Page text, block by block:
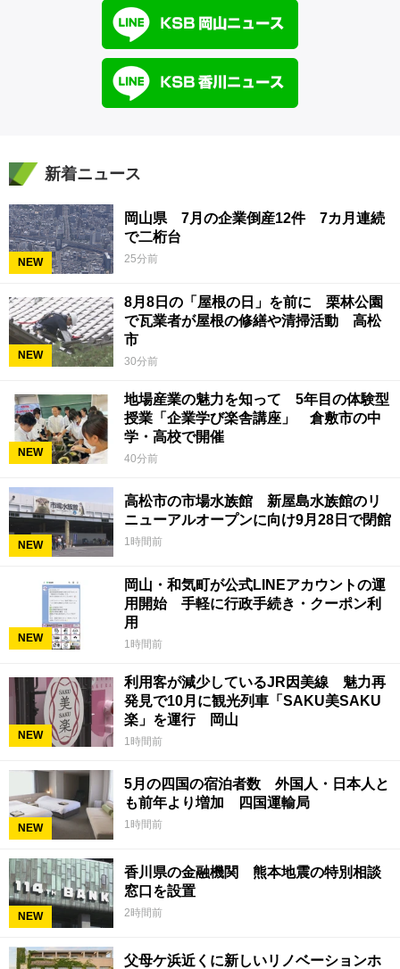
新着ニュース
NEW
岡山県 7月の企業倒産12件 7カ月連続
で二桁台
25分前
NEW
8月8日の「屋根の日」を前に 栗林公園
で瓦業者が屋根の修繕や清掃活動 高松
市
30分前
NEW
地場産業の魅力を知って 5年目の体験型
授業「企業学び楽舎講座」 倉敷市の中
学・高校で開催
40分前
NEW
高松市の市場水族館 新屋島水族館のリ
ニューアルオープンに向け9月28日で閉館
1時間前
NEW
岡山・和気町が公式LINEアカウントの運
用開始 手軽に行政手続き・クーポン利
用
1時間前
NEW
利用客が減少しているJR因美線 魅力再
発見で10月に観光列車「SAKU美SAKU
楽」を運行 岡山
1時間前
NEW
5月の四国の宿泊者数 外国人・日本人と
も前年より増加 四国運輸局
1時間前
NEW
香川県の金融機関 熊本地震の特別相談
窓口を設置
2時間前
父母ケ浜近くに新しいリノベーションホ